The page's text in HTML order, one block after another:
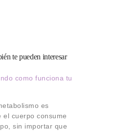
te pueden interesar
como funciona tu
es
el cuerpo consume
sin importar que